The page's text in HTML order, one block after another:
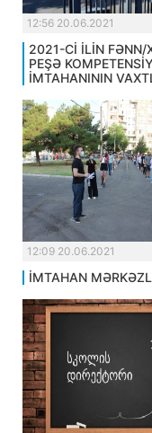
12:56 20.06.2021
2021-Cİ İLİN FƏNN/
PEŞƏ
İMTAHANININ
12:09 20.06.2021
İMTAHAN